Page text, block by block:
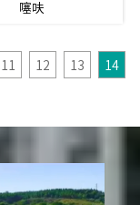
噻呋
11 12 13 14